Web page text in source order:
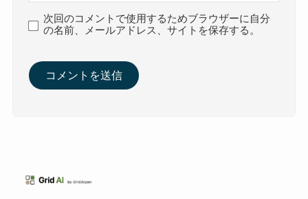
次回のコメントで使用するためブラウザーに自分
の名前、メールアドレス、サイトを保存する。